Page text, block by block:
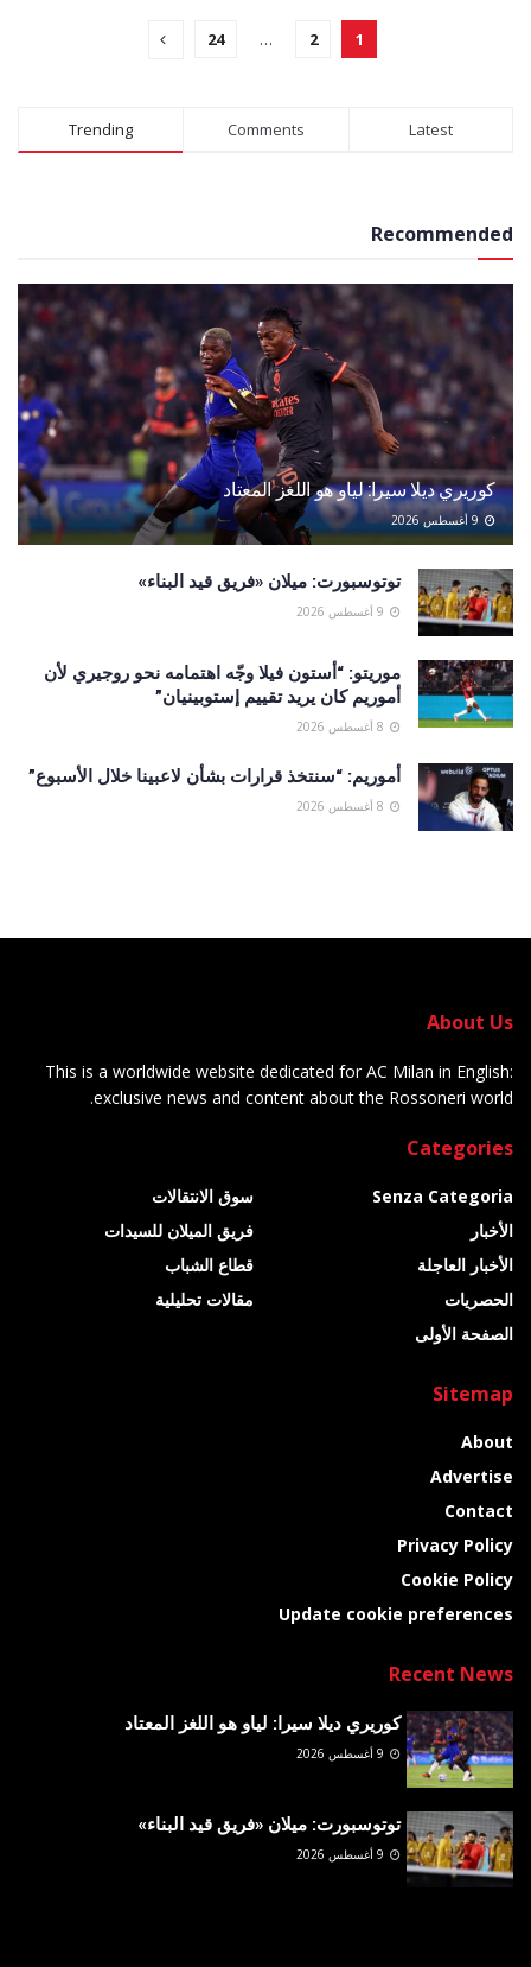
1
2
…
24
Trending Comments Latest
Recommended
كوريري ديلا سيرا: لياو هو اللغز المعتاد
توتوسبورت: ميلان «فريق قيد البناء»
موريتو: “أستون فيلا وجّه اهتمامه نحو روجيري لأن
أموريم كان يريد تقييم إستوبينيان”
أموريم: “سنتخذ قرارات بشأن لاعبينا خلال الأسبوع”
About Us
This is a worldwide website dedicated for AC Milan in English:
exclusive news and content about the Rossoneri world.
Categories
Senza Categoria
الأخبار
الأخبار العاجلة
الحصريات
الصفحة الأولى
سوق الانتقالات
فريق الميلان للسيدات
قطاع الشباب
مقالات تحليلية
Sitemap
About
Advertise
Contact
Privacy Policy
Cookie Policy
Update cookie preferences
Recent News
كوريري ديلا سيرا: لياو هو اللغز المعتاد
توتوسبورت: ميلان «فريق قيد البناء»